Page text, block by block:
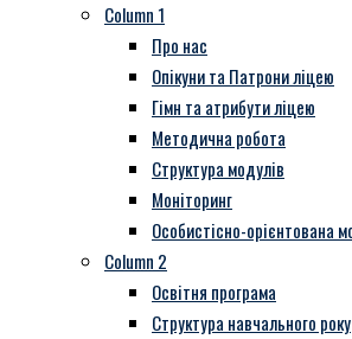
Column 1
Про нас
Опікуни та Патрони ліцею
Гімн та атрибути ліцею
Методична робота
Структура модулів
Моніторинг
Особистісно-орієнтована
Column 2
Освітня програма
Структура навчального року